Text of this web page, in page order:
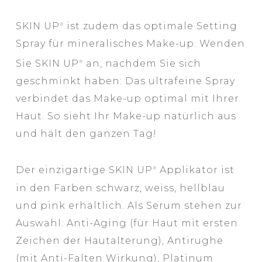
SKIN UP®
ist zudem das optimale Setting
Spray für mineralisches Make-up. Wenden
Sie SKIN UP®
an, nachdem Sie sich
geschminkt haben: Das ultrafeine Spray
verbindet das Make-up optimal mit Ihrer
Haut. So sieht Ihr Make-up natürlich aus
und hält den ganzen Tag!
Der einzigartige SKIN UP® Applikator ist
in den Farben schwarz, weiss, hellblau
und pink erhältlich. Als Serum stehen zur
Auswahl: Anti-Aging (für Haut mit ersten
Zeichen der Hautalterung), Antirughe
(mit Anti-Falten Wirkung), Platinum